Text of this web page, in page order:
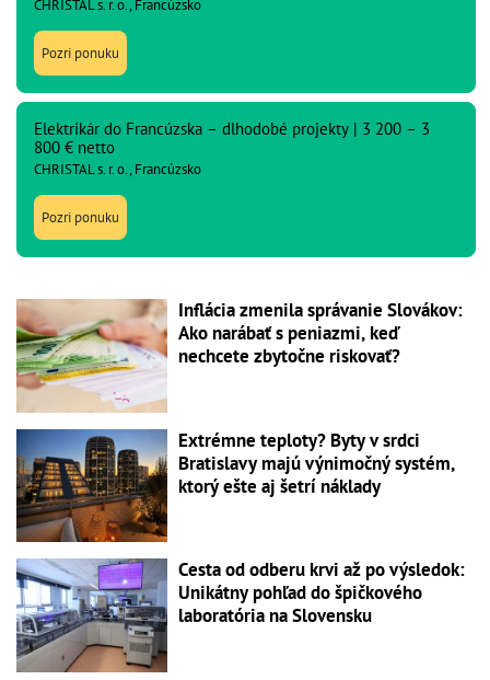
CHRISTAL s. r. o., Francúzsko
Pozri ponuku
Elektrikár do Francúzska – dlhodobé projekty | 3 200 – 3
800 € netto
CHRISTAL s. r. o., Francúzsko
Pozri ponuku
Inflácia zmenila správanie Slovákov:
Ako narábať s peniazmi, keď
nechcete zbytočne riskovať?
Extrémne teploty? Byty v srdci
Bratislavy majú výnimočný systém,
ktorý ešte aj šetrí náklady
Cesta od odberu krvi až po výsledok:
Unikátny pohľad do špičkového
laboratória na Slovensku